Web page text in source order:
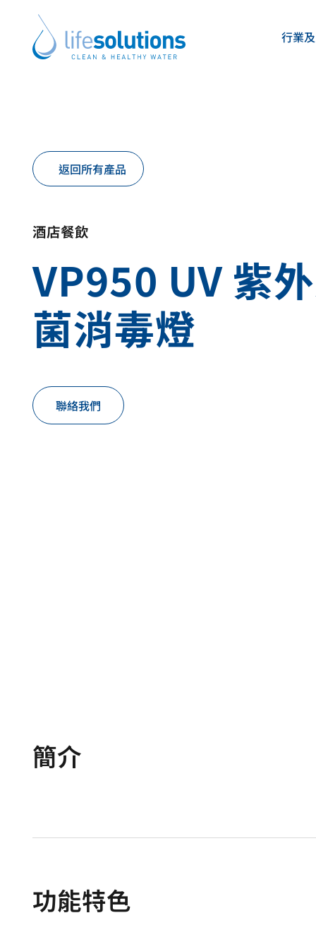
content
行業
Life Solutions提供多元濾水方案與飲水機選擇，依據
與水質度身訂造。
業系統，讓健康純淨的飲用水隨手可得。
This
is
a
link
to
our
page
This
is
a
link
to
our
page
This
is
link
to
our
page
This
is
a
link
to
our
page
Life Solutions為香港及澳門客戶提供專業濾水系統、
一站式服務方案。
補水方案，提升客戶的用水體驗。
This
is
a
link
to
our
page
This
is
a
link
to
our
page
This
is
link
to
our
page
This
is
a
link
to
our
page
返回所有產品
酒店餐飲
VP950 UV 紫
菌消毒燈
聯絡我們
簡介
功能特色